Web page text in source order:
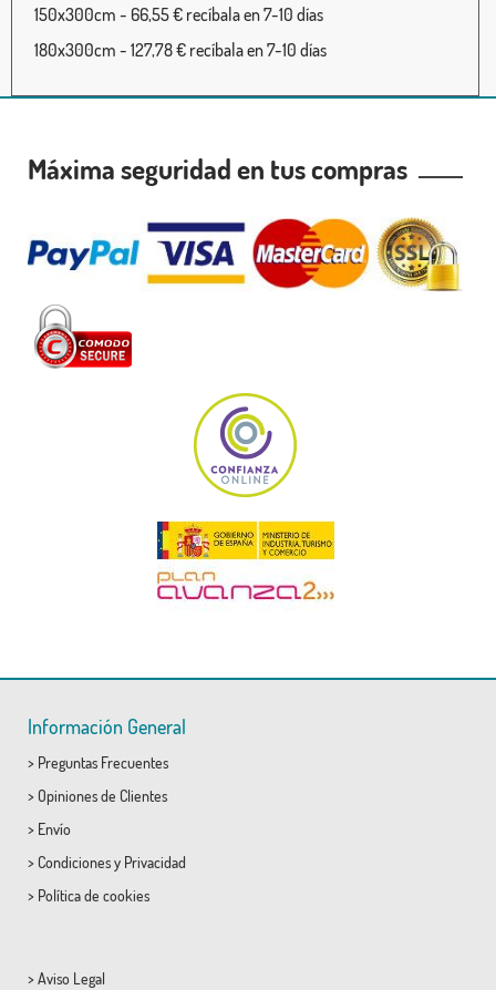
150x300cm - 66,55 € recíbala en 7-10 días
180x300cm - 127,78 € recíbala en 7-10 días
Máxima seguridad en tus compras
Información General
> Preguntas Frecuentes
> Opiniones de Clientes
> Envío
> Condicionesy Privacidad
> Política de cookies
> Aviso Legal